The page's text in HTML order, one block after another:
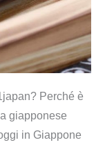
Perché è
giapponese
in Giappone